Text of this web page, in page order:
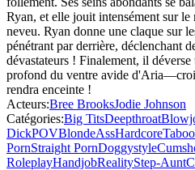
Ryan, et elle jouit intensément sur le
neveu. Ryan donne une claque sur
pénétrant par derrière, déclenchant
dévastateurs ! Finalement, il
profond du ventre avide
rendra enceinte !
Acteurs:Bree BrooksJodie Johnson
Catégories:Big TitsDeepthroat
DickPOVBlondeAssHardcoreTaboo
PornStraight PornDoggystyle
RoleplayHandjobRealityStep-Aunt